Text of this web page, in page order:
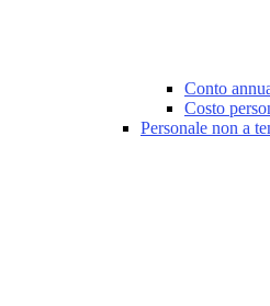
Conto
Costo
Personale non a